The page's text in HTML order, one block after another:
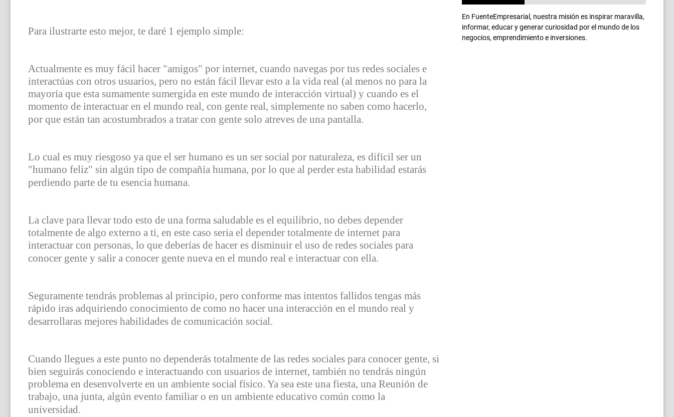
Para ilustrarte esto mejor, te daré 1 ejemplo simple:
Actualmente es muy fácil hacer "amigos" por internet, cuando navegas por tus redes sociales e
interactúas con otros usuarios, pero no están fácil llevar esto a la vida real (al menos no para la
mayoría que esta sumamente sumergida en este mundo de interacción virtual) y cuando es el
momento de interactuar en el mundo real, con gente real, simplemente no saben como hacerlo,
por que están tan acostumbrados a tratar con gente solo atreves de una pantalla.
Lo cual es muy riesgoso ya que el ser humano es un ser social por naturaleza, es difícil ser un
"humano feliz" sin algún tipo de compañía humana, por lo que al perder esta habilidad estarás
perdiendo parte de tu esencia humana.
La clave para llevar todo esto de una forma saludable es el equilibrio, no debes depender
totalmente de algo externo a ti, en este caso seria el depender totalmente de internet para
interactuar con personas, lo que deberías de hacer es disminuir el uso de redes sociales para
conocer gente y salir a conocer gente nueva en el mundo real e interactuar con ella.
Seguramente tendrás problemas al principio, pero conforme mas intentos fallidos tengas más
rápido iras adquiriendo conocimiento de como no hacer una interacción en el mundo real y
desarrollaras mejores habilidades de comunicación social.
Cuando llegues a este punto no dependerás totalmente de las redes sociales para conocer gente, si
bien seguirás conociendo e interactuando con usuarios de internet, también no tendrás ningún
problema en desenvolverte en un ambiente social físico. Ya sea este una fiesta, una Reunión de
trabajo, una junta, algún evento familiar o en un ambiente educativo común como la
universidad.
En FuenteEmpresarial, nuestra misión es inspirar maravilla,
informar, educar y generar curiosidad por el mundo de los
negocios, emprendimiento e inversiones.